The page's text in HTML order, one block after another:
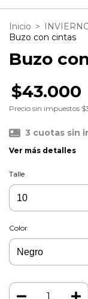
Inicio >
Buzo con cintas
Buzo
$43.000
Precio sin impuestos
3 cuotas sin
Ver más detalles
Talle
Color